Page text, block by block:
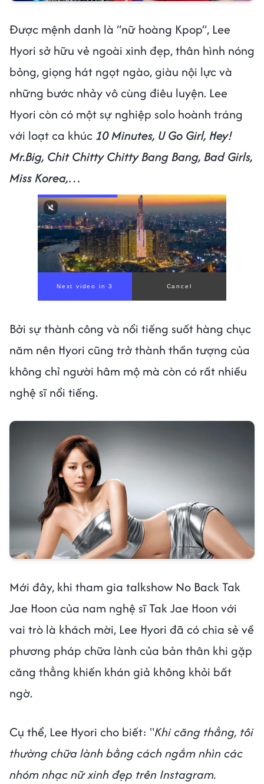
Được mệnh danh là “nữ hoàng Kpop”, Lee
Hyori sở hữu vẻ ngoài xinh đẹp, thân hình nóng
bỏng, giọng hát ngọt ngào, giàu nội lực và
những bước nhảy vô cùng điêu luyện. Lee
Hyori còn có một sự nghiệp solo hoành tráng
với loạt ca khúc 10 Minutes, U Go Girl, Hey!
Mr.Big, Chit Chitty Chitty Bang Bang, Bad Girls,
Miss Korea,…
Next video in 1 Cancel
Bởi sự thành công và nổi tiếng suốt hàng chục
năm nên Hyori cũng trở thành thần tượng của
không chỉ người hâm mộ mà còn có rất nhiều
nghệ sĩ nổi tiếng.
Mới đây, khi tham gia talkshow No Back Tak
Jae Hoon của nam nghệ sĩ Tak Jae Hoon với
vai trò là khách mời, Lee Hyori đã có chia sẻ về
phương pháp chữa lành của bản thân khi gặp
căng thẳng khiến khán giả không khỏi bất
ngờ.
Cụ thể, Lee Hyori cho biết: "Khi căng thẳng, tôi
thường chữa lành bằng cách ngắm nhìn các
nhóm nhạc nữ xinh đẹp trên Instagram.